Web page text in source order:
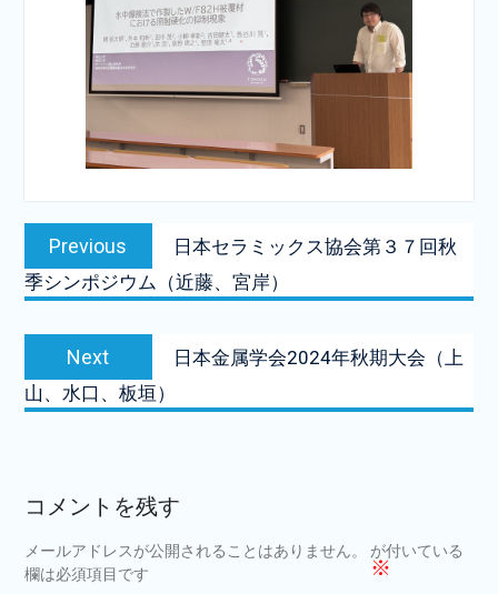
投
ナ
ビ
ー
ン
Previous
Previous
post:
日本セラミックス協会第３７回秋
季シンポジウム（近藤、宮岸）
Next
Next
post:
日本金属学会2024年秋期大会（上
山、水口、板垣）
コメントを残す
メールアドレスが公開されることはありません。
※
が付いている
欄は必須項目です